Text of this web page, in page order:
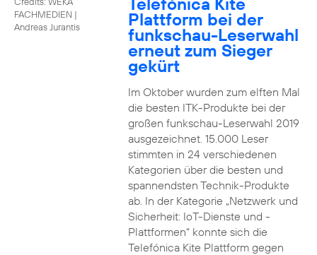
FACHMEDIEN |
Andreas Jurantis
Plattform bei der
funkschau-Leserwahl
erneut zum Sieger
gekürt
Im Oktober wurden zum elften Mal
die besten ITK-Produkte bei der
großen funkschau-Leserwahl 2019
ausgezeichnet. 15.000 Leser
stimmten in 24 verschiedenen
Kategorien über die besten und
spannendsten Technik-Produkte
ab. In der Kategorie „Netzwerk und
Sicherheit: IoT-Dienste und -
Plattformen“ konnte sich die
Telefónica Kite Plattform gegen